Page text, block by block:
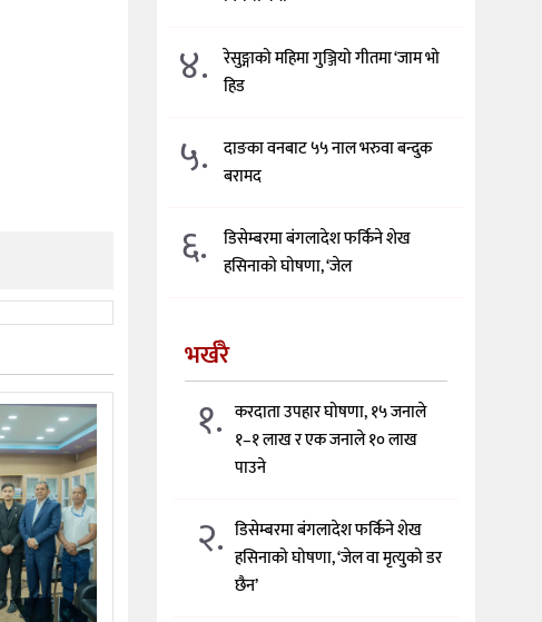
४.
रेसुङ्गाको महिमा गुञ्जियो गीतमा ‘जाम भो
हिड
५.
दाङका वनबाट ५५ नाल भरुवा बन्दुक
बरामद
६.
डिसेम्बरमा बंगलादेश फर्किने शेख
हसिनाको घोषणा, ‘जेल
भर्खरै
१. करदाता उपहार घोषणा, १५ जनाले
१–१ लाख र एक जनाले १० लाख
पाउने
२. डिसेम्बरमा बंगलादेश फर्किने शेख
हसिनाको घोषणा, ‘जेल वा मृत्युको डर
छैन’